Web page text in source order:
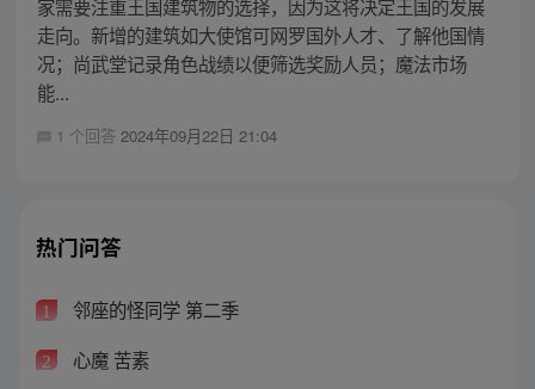
家需要注重王国建筑物的选择，因为这将决定王国的发展
走向。新增的建筑如大使馆可网罗国外人才、了解他国情
况；尚武堂记录角色战绩以便筛选奖励人员；魔法市场
能...
1 个回答 2024年09月22日 21:04
热门问答
1 邻座的怪同学 第二季
2 心魔 苦素